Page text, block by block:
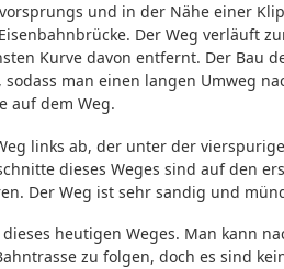
und in der Nähe einer
Der Weg verläuft
Kurve davon entfernt. Der Bau
man einen langen Umweg
auf dem Weg.
links ab, der unter der
dieses Weges sind auf den
Der Weg ist sehr sandig und
heutigen Weges. Man kann
zu folgen, doch es sind